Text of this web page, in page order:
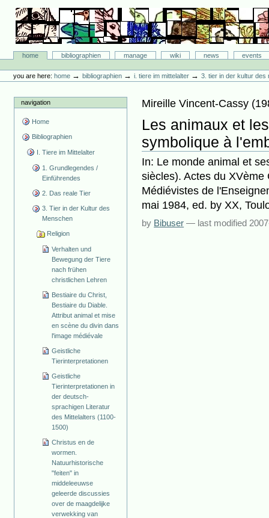
content.
navigation
Bibliographie-Portal
Sectionshome bibliographien manage wiki news
events
tools
you are here: home →bibliographien →i. tiere im mittelalter →3. tier in der kultur des
navigation
Home
Bibliographien
I. Tiere im Mittelalter
1. Grundlegendes /
Einführendes
2. Das reale Tier
3. Tier in der Kultur des
Menschen
Religion
Verhalten und
Bewegung der Tiere
nach frühen
christlichen Lehren
Bestiaire du Christ,
Bestiaire du Diable.
Attribut animal et mise
en scène du divin dans
l'image médiévale
Geistliche
Tierinterpretationen
Geistliche
Tierinterpretationen in
der deutsch-
sprachigen Literatur
des Mittelalters (1100-
1500)
Christus en de
wormen.
Natuurhistorische
"feiten" in
middeleeuwse
geleerde discussies
over de maagdelijke
verwekking van
Mireille Vincent-Cassy (
Les animaux et
symbolique à
In: Le monde animal et
siècles). Actes du
Médiévistes de
mai 1984, ed. by XX,
by Bibuser — last modified